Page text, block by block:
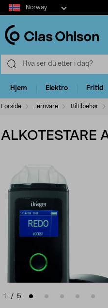
Select
market
Norway
Hjem Elektro Fritid
Forside Jernvare Biltilbehør
ALKOTESTARE
1 / 5